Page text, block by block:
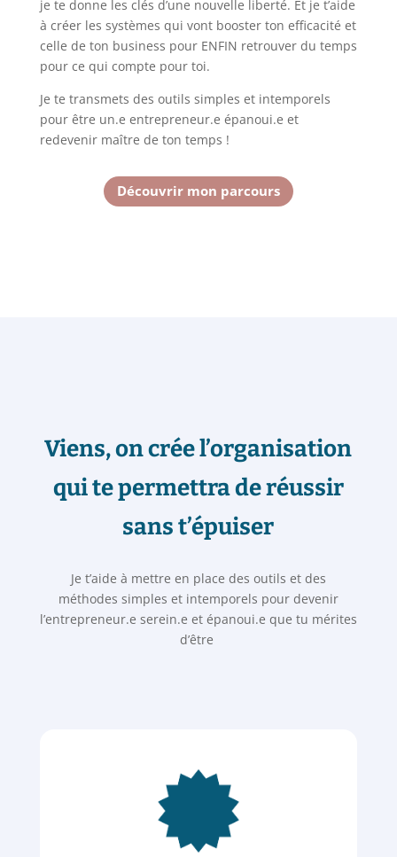
je te donne les clés d’une nouvelle liberté. Et je t’aide
à créer les systèmes qui vont booster ton efficacité et
celle de ton business pour ENFIN retrouver du temps
pour ce qui compte pour toi.
Je te transmets des outils simples et intemporels
pour être un.e entrepreneur.e épanoui.e et
redevenir maître de ton temps !
Découvrir mon parcours
Viens, on crée l’organisation
qui te permettra de réussir
sans t’épuiser
Je t’aide à mettre en place des outils et des
méthodes simples et intemporels pour devenir
l’entrepreneur.e serein.e et épanoui.e que tu mérites
d’être